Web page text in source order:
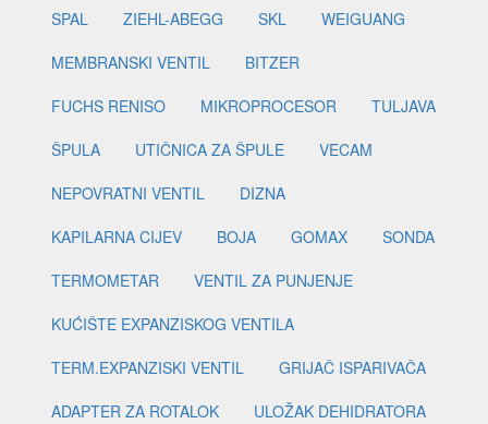
SPAL
ZIEHL-ABEGG SKL
WEIGUANG
MEMBRANSKI VENTIL
BITZER
FUCHS RENISO
MIKROPROCESOR
TULJAVA
ŠPULA
UTIČNICA ZA ŠPULE
VECAM
NEPOVRATNI VENTIL
DIZNA
KAPILARNA CIJEV
BOJA GOMAX
SONDA
TERMOMETAR
VENTIL ZA PUNJENJE
KUĆIŠTE EXPANZISKOG VENTILA
TERM.EXPANZISKI VENTIL
GRIJAČ ISPARIVAČA
ADAPTER ZA ROTALOK
ULOŽAK DEHIDRATORA